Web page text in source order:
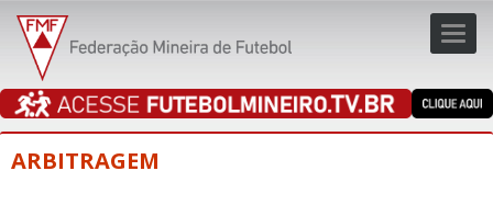
ARBITRAGEM